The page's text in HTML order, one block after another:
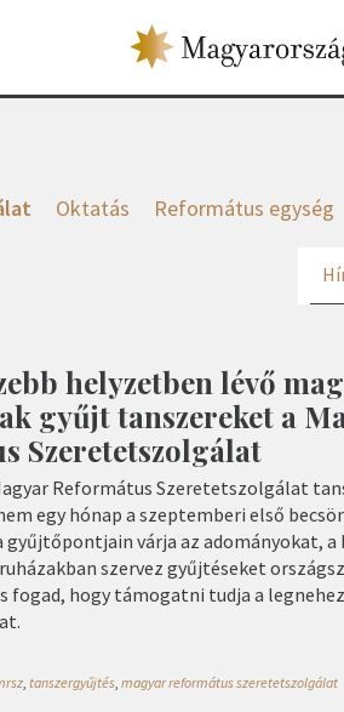
Oktatás Református egység
helyzetben lévő
gyűjt tanszereket a
Szeretetszolgálat
Református Szeretetszolgálat
egy hónap a szeptemberi első
gyűjtőpontjain várja az adományokat,
szervez gyűjtéseket
fogad, hogy támogatni tudja a
, tanszergyűjtés, magyar református szeretetszolgálat